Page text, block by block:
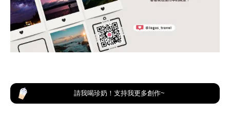
請我喝珍奶！支持我更多創作~